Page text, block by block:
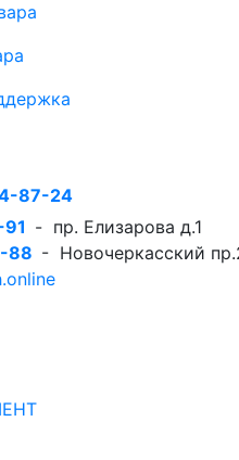
87-24
- пр. Елизарова д.1
88 - Новочеркасский